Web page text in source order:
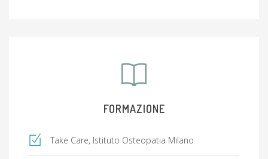
FORMAZIONE
Take Care, Istituto Osteopatia Milano